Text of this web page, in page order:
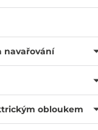
navařování
obloukem